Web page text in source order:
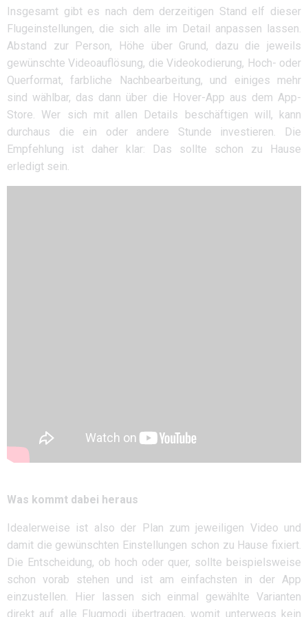
Insgesamt gibt es nach dem derzeitigen Stand elf dieser
Flugeinstellungen, die sich alle im Detail anpassen lassen.
Abstand zur Person, Höhe über Grund, dazu die jeweils
gewünschte Videoauflösung, die Videokodierung, Hoch- oder
Querformat, farbliche Nachbearbeitung, und einiges mehr
sind wählbar, das dann über die Hover-App aus dem App-
Store. Wer sich mit allen Details beschäftigen will, kann
durchaus die ein oder andere Stunde investieren. Die
Empfehlung ist daher klar: Das sollte schon zu Hause
erledigt sein.
Was kommt dabei heraus
Idealerweise ist also der Plan zum jeweiligen Video und
damit die gewünschten Einstellungen schon zu Hause fixiert.
Die Entscheidung, ob hoch oder quer, sollte beispielsweise
schon vorab stehen und ist am einfachsten in der App
einzustellen. Hier lassen sich einmal gewählte Varianten
direkt auf alle Flugmodi übertragen, womit unterwegs kein